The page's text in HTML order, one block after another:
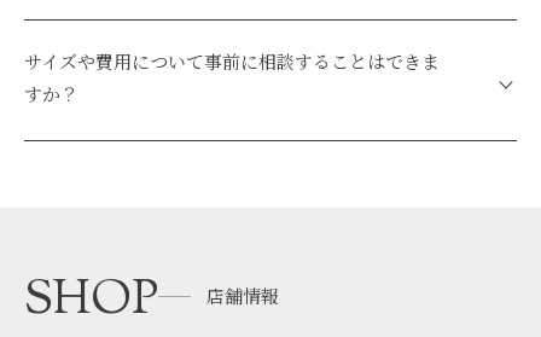
ご来店から撮影完了まで約40分です。
サイズや費用について事前に相談することはできま
すか？
はい、可能です。事前のご相談は、RIZEの公式LINEよりお問い合わせくだ
SHOP 店舗情報